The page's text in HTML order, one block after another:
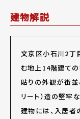
建物解説
文京区小石川2丁
む地上14階建て
貼りの外観が街並
リート）造の堅牢
建物には、入居者